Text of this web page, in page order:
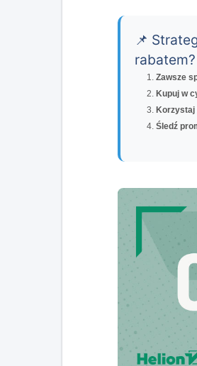
📌
rabatem?
Zawsze
Kupuj w
Śledź